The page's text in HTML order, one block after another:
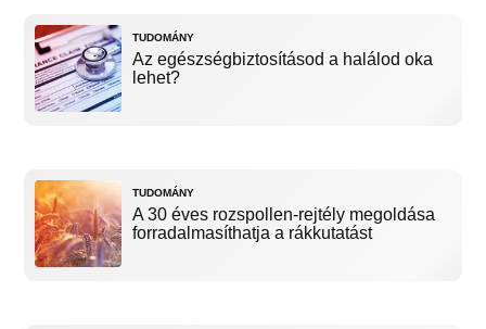
TUDOMÁNY
Az egészségbiztosításod a halálod oka
lehet?
TUDOMÁNY
A 30 éves rozspollen-rejtély megoldása
forradalmasíthatja a rákkutatást